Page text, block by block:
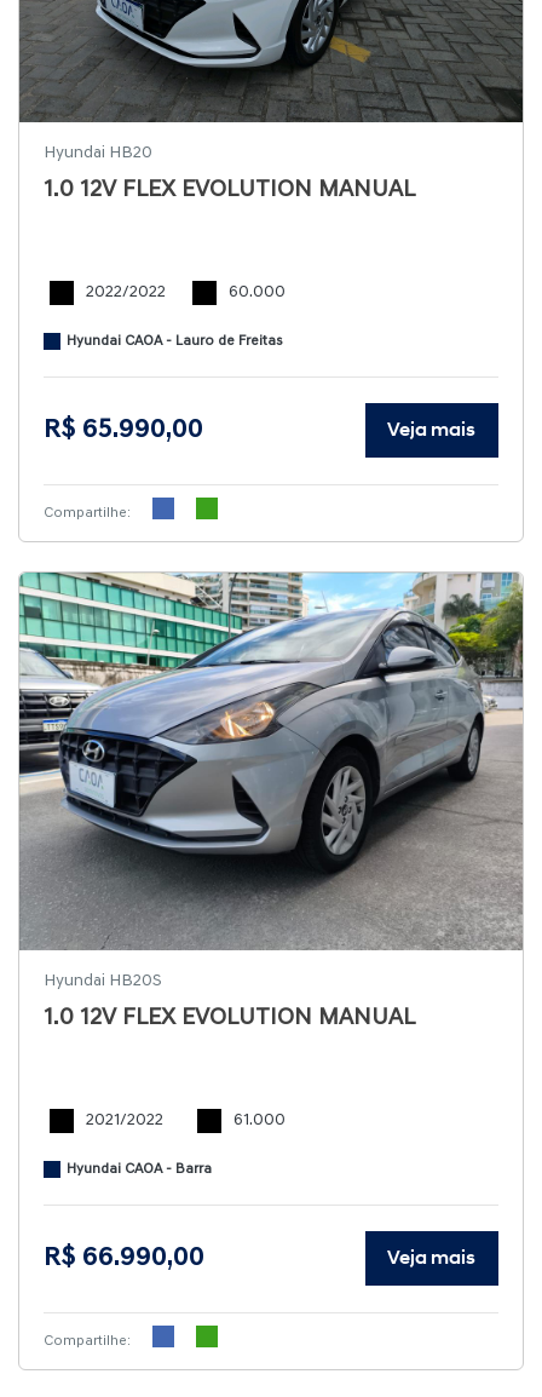
Hyundai HB20
1.0 12V FLEX EVOLUTION MANUAL
2022/2022 60.000
Hyundai CAOA - Lauro de Freitas
R$ 65.990,00 Veja mais
Compartilhe:
Hyundai HB20S
1.0 12V FLEX EVOLUTION MANUAL
2021/2022 61.000
Hyundai CAOA - Barra
R$ 66.990,00 Veja mais
Compartilhe: